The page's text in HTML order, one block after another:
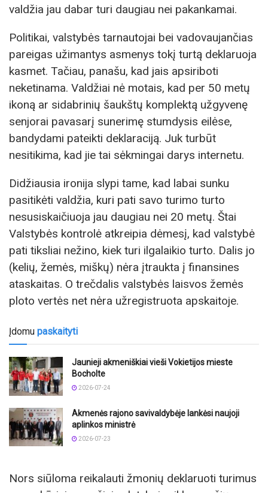
valdžia jau dabar turi daugiau nei pakankamai.
Politikai, valstybės tarnautojai bei vadovaujančias
pareigas užimantys asmenys tokį turtą deklaruoja
kasmet. Tačiau, panašu, kad jais apsiriboti
neketinama. Valdžiai nė motais, kad per 50 metų
ikoną ar sidabrinių šaukštų komplektą užgyvenę
senjorai pavasarį sunerimę stumdysis eilėse,
bandydami pateikti deklaraciją. Juk turbūt
nesitikima, kad jie tai sėkmingai darys internetu.
Didžiausia ironija slypi tame, kad labai sunku
pasitikėti valdžia, kuri pati savo turimo turto
nesusiskaičiuoja jau daugiau nei 20 metų. Štai
Valstybės kontrolė atkreipia dėmesį, kad valstybė
pati tiksliai nežino, kiek turi ilgalaikio turto. Dalis jo
(kelių, žemės, miškų) nėra įtraukta į finansines
ataskaitas. O trečdalis valstybės laisvos žemės
ploto vertės net nėra užregistruota apskaitoje.
Įdomu paskaityti
Jaunieji akmeniškiai vieši Vokietijos mieste
Bocholte
2026-07-24
Akmenės rajono savivaldybėje lankėsi naujoji
aplinkos ministrė
2026-07-23
Nors siūloma reikalauti žmonių deklaruoti turimus